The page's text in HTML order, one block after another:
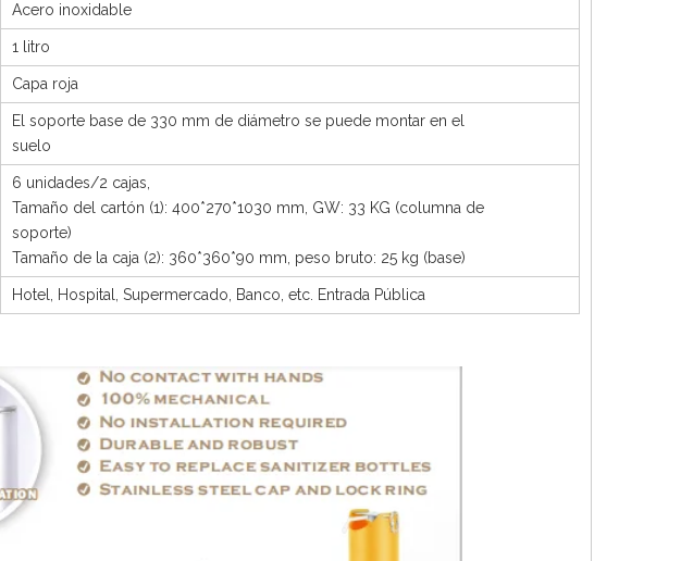
Acero inoxidable
1 litro
Capa roja
El soporte base de 330 mm de diámetro se puede montar en el
suelo
6 unidades/2 cajas,
Tamaño del cartón (1): 400*270*1030 mm, GW: 33 KG (columna de
soporte)
Tamaño de la caja (2): 360*360*90 mm, peso bruto: 25 kg (base)
Hotel, Hospital, Supermercado, Banco, etc. Entrada Pública